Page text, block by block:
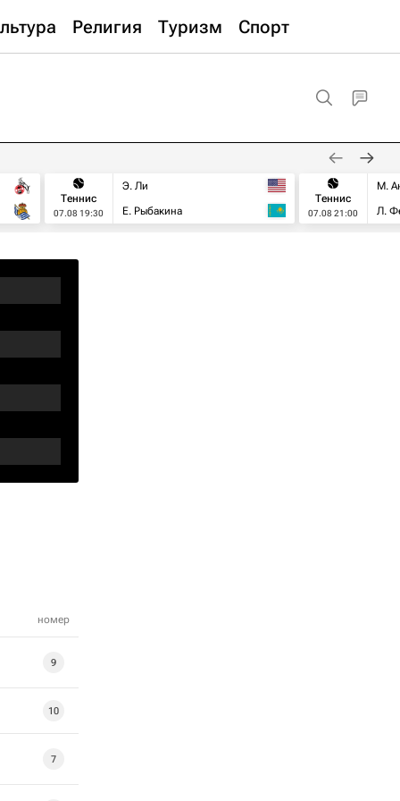
Религия Туризм Спорт
Теннис
07.08 19:30
Э. Ли
Е. Рыбакина
Теннис
07.08 21:00
М.
Л.
номер
9
10
7